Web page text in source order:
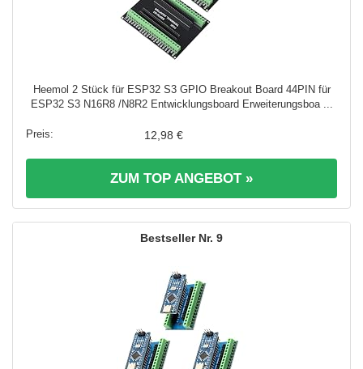
Heemol 2 Stück für ESP32 S3 GPIO Breakout Board 44PIN für
ESP32 S3 N16R8 /N8R2 Entwicklungsboard Erweiterungsboa ...
12,98 €
ZUM TOP ANGEBOT »
9